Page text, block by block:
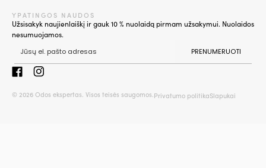
YPATINGOS NAUDOS
Užsisakyk naujienlaiškį ir gauk 10 % nuolaidą pirmam užsakymui. Nuolaidos
nesumuojamos.
PRENUMERUOTI
© 2026 Odos ekspertas. Visos teisės saugomos. Privatumo politikaSlapukai